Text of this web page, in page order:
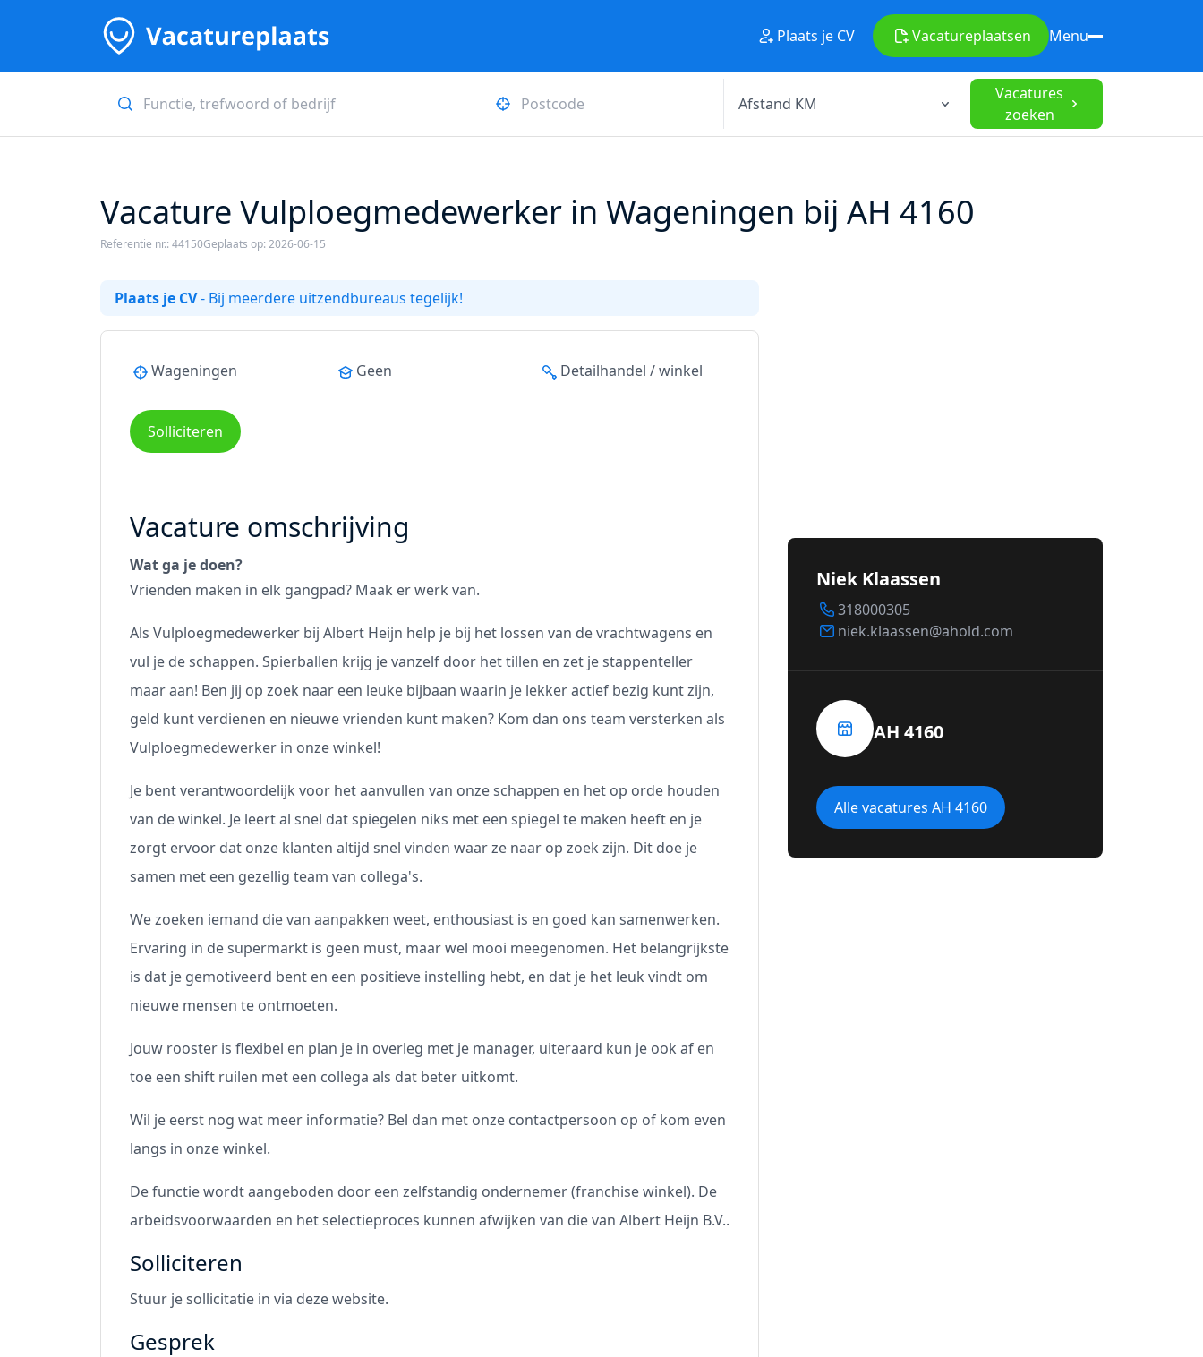
Plaats je CV Vacatureplaatsen Menu
Vacatures
zoeken
Vacature Vulploegmedewerker in Wageningen bij AH 4160
Referentie nr.: 44150Geplaats op: 2026-06-15
Plaats je CV- Bij meerdere uitzendbureaus tegelijk!
Wageningen Geen Detailhandel / winkel
Solliciteren
Vacature omschrijving
Wat ga je doen?
Vrienden maken in elk gangpad? Maak er werk van.
Als Vulploegmedewerker bij Albert Heijn help je bij het lossen van de vrachtwagens en
vul je de schappen. Spierballen krijg je vanzelf door het tillen en zet je stappenteller
maar aan! Ben jij op zoek naar een leuke bijbaan waarin je lekker actief bezig kunt zijn,
geld kunt verdienen en nieuwe vrienden kunt maken? Kom dan ons team versterken als
Vulploegmedewerker in onze winkel!
Je bent verantwoordelijk voor het aanvullen van onze schappen en het op orde houden
van de winkel. Je leert al snel dat spiegelen niks met een spiegel te maken heeft en je
zorgt ervoor dat onze klanten altijd snel vinden waar ze naar op zoek zijn. Dit doe je
samen met een gezellig team van collega's.
We zoeken iemand die van aanpakken weet, enthousiast is en goed kan samenwerken.
Ervaring in de supermarkt is geen must, maar wel mooi meegenomen. Het belangrijkste
is dat je gemotiveerd bent en een positieve instelling hebt, en dat je het leuk vindt om
nieuwe mensen te ontmoeten.
Jouw rooster is flexibel en plan je in overleg met je manager, uiteraard kun je ook af en
toe een shift ruilen met een collega als dat beter uitkomt.
Wil je eerst nog wat meer informatie? Bel dan met onze contactpersoon op of kom even
langs in onze winkel.
De functie wordt aangeboden door een zelfstandig ondernemer (franchise winkel). De
arbeidsvoorwaarden en het selectieproces kunnen afwijken van die van Albert Heijn B.V..
Solliciteren
Stuur je sollicitatie in via deze website.
Gesprek
Niek Klaassen
318000305
niek.klaassen@ahold.com
AH 4160
Alle vacatures AH 4160